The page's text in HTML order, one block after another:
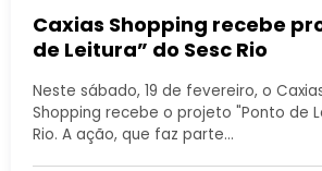
Caxias Shopping recebe
de Leitura” do Sesc Rio
Neste sábado, 19 de fevereiro, o
Shopping recebe o projeto "Ponto de
Rio. A ação, que faz parte…